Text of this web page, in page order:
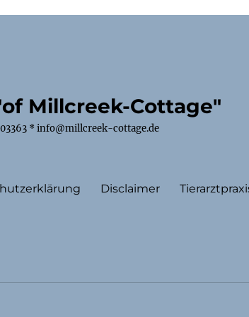
Millcreek-Cottage"
* info@millcreek-cottage.de
Disclaimer